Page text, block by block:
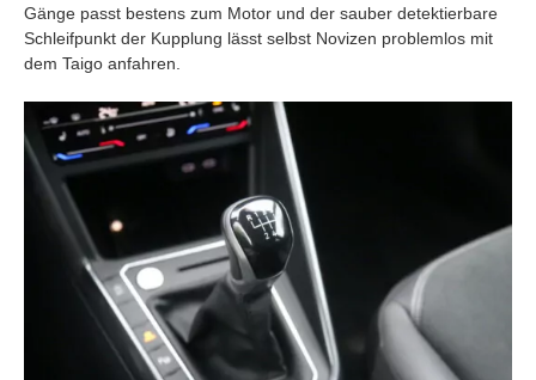
Gänge passt bestens zum Motor und der sauber detektierbare
Schleifpunkt der Kupplung lässt selbst Novizen problemlos mit
dem Taigo anfahren.